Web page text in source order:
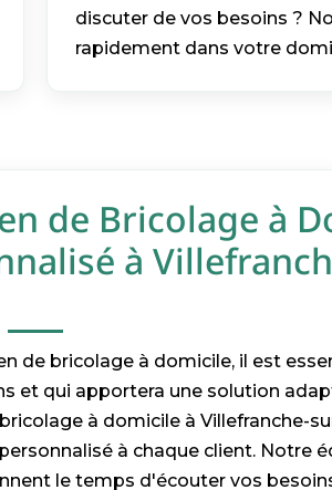
discuter de vos besoins ?
rapidement dans votre
de Bricolage à
à
de bricolage à domicile, il est
et qui apportera une solution
à domicile à Villefranche-
à chaque client. Notre
le temps d'écouter vos